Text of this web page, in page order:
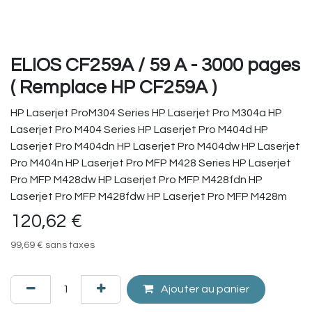
ELIOS CF259A / 59 A - 3000 pages
( Remplace HP CF259A )
HP Laserjet ProM304 Series HP Laserjet Pro M304a HP
Laserjet Pro M404 Series HP Laserjet Pro M404d HP
Laserjet Pro M404dn HP Laserjet Pro M404dw HP Laserjet
Pro M404n HP Laserjet Pro MFP M428 Series HP Laserjet
Pro MFP M428dw HP Laserjet Pro MFP M428fdn HP
Laserjet Pro MFP M428fdw HP Laserjet Pro MFP M428m
120,62 €
99,69 € sans taxes
Ajouter au panier